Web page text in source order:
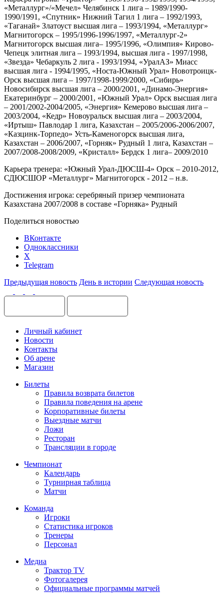
«Металлург»/«Мечел» Челябинск 1 лига – 1989/1990-
1990/1991, «Спутник» Нижний Тагил 1 лига – 1992/1993,
«Таганай» Златоуст высшая лига – 1993/1994, «Металлург»
Магнитогорск – 1995/1996-1996/1997, «Металлург-2»
Магнитогорск высшая лига– 1995/1996, «Олимпия» Кирово-
Чепецк элитная лига – 1993/1994, высшая лига - 1997/1998,
«Звезда» Чебаркуль 2 лига - 1993/1994, «УралАЗ» Миасс
высшая лига - 1994/1995, «Носта-Южный Урал» Новотроицк-
Орск высшая лига – 1997/1998-1999/2000, «Сибирь»
Новосибирск высшая лига – 2000/2001, «Динамо-Энергия»
Екатеринбург – 2000/2001, «Южный Урал» Орск высшая лига
– 2001/2002-2004/2005, «Энергия» Кемерово высшая лига –
2003/2004, «Кедр» Новоуральск высшая лига – 2003/2004,
«Иртыш» Павлодар 1 лига, Казахстан – 2005/2006-2006/2007,
«Казцинк-Торпедо» Усть-Каменогорск высшая лига,
Казахстан – 2006/2007, «Горняк» Рудный 1 лига, Казахстан –
2007/2008-2008/2009, «Кристалл» Бердск 1 лига– 2009/2010
Карьера тренера: «Южный Урал-ДЮСШ-4» Орск – 2010-2012,
СДЮСШОР «Металлург» Магнитогорск - 2012 – н.в.
Достижения игрока: серебряный призер чемпионата
Казахстана 2007/2008 в составе «Горняка» Рудный
Поделиться новостью
ВКонтакте
Одноклассники
X
Telegram
Предыдущая новость День в истории Следующая новость
Личный кабинет
Новости
Контакты
Об арене
Магазин
Билеты
Правила возврата билетов
Правила поведения на арене
Корпоративные билеты
Выездные матчи
Ложи
Ресторан
Трансляции в городе
Чемпионат
Календарь
Турнирная таблица
Матчи
Команда
Игроки
Статистика игроков
Тренеры
Персонал
Медиа
Трактор TV
Фотогалерея
Официальные программы матчей